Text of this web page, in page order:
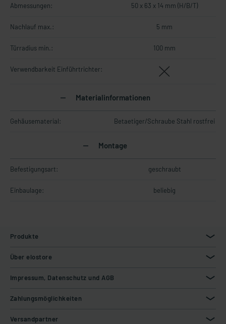
Abmessungen: 50 x 63 x 14 mm (H/B/T)
Nachlauf max.: 5 mm
Türradius min.: 100 mm
Verwendbarkeit Einführtrichter:
Materialinformationen
Gehäusematerial: Betaetiger/Schraube Stahl rostfrei
Montage
Befestigungsart: geschraubt
Einbaulage: beliebig
Produkte
Über elostore
Impressum, Datenschutz und AGB
Zahlungsmöglichkeiten
Versandpartner